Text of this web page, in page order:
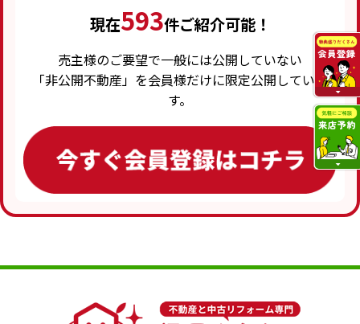
現在593件ご紹介可能！
売主様のご要望で一般には公開していない
「非公開不動産」を会員様だけに限定公開していま
す。